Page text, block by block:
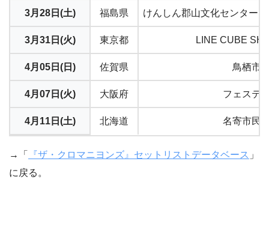
3月28日(土) 福島県 けんしん郡山文化センター(
3月31日(火) 東京都 LINE CUBE
4月05日(日) 佐賀県 鳥栖市
4月07日(火) 大阪府 フェステ
4月11日(土) 北海道 名寄市民
→「 『ザ・クロマニヨンズ』セットリストデータベース 」
に戻る。